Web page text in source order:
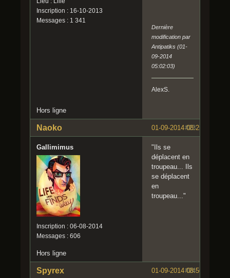
Inscription : 16-10-2013
Messages : 1 341
Dernière
modification par
Antipatiks (01-
09-2014
05:02:03)
AlexS.
Hors ligne
#23
01-09-2014 08:25:13
Naoko
Gallimimus
Inscription : 06-08-2014
Messages : 606
"Ils se
déplacent en
troupeau... Ils
se déplacent
en
troupeau..."
Hors ligne
#24
01-09-2014 08:56:45
Spyrex